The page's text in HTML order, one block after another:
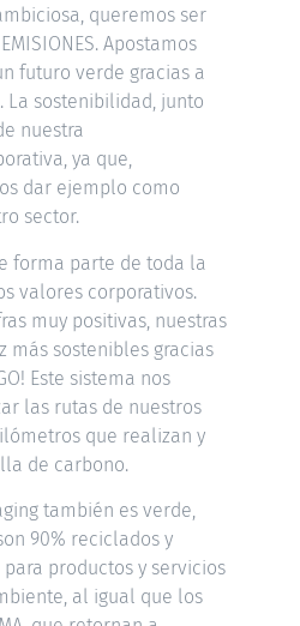
queremos ser
Apostamos
futuro verde gracias a
La sostenibilidad, junto
nuestra
ya que,
dar ejemplo como
sector.
forma parte de toda la
valores corporativos.
muy positivas, nuestras
más sostenibles gracias
Este sistema nos
las rutas de nuestros
que realizan y
de carbono.
también es verde,
90% reciclados y
productos y servicios
al igual que los